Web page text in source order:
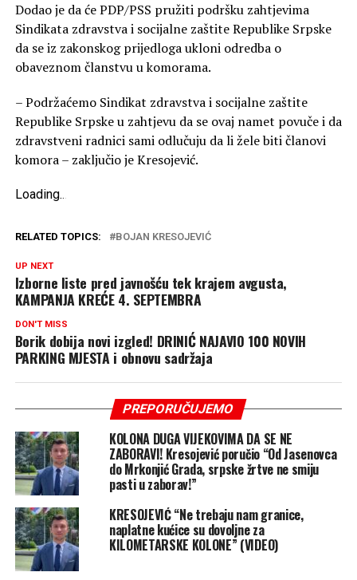
Dodao je da će PDP/PSS pružiti podršku zahtjevima
Sindikata zdravstva i socijalne zaštite Republike Srpske
da se iz zakonskog prijedloga ukloni odredba o
obaveznom članstvu u komorama.
– Podržaćemo Sindikat zdravstva i socijalne zaštite
Republike Srpske u zahtjevu da se ovaj namet povuče i da
zdravstveni radnici sami odlučuju da li žele biti članovi
komora – zaključio je Kresojević.
Loading...
RELATED TOPICS: BOJAN KRESOJEVIĆ
UP NEXT
Izborne liste pred javnošću tek krajem avgusta,
KAMPANJA KREĆE 4. SEPTEMBRA
DON'T MISS
Borik dobija novi izgled! DRINIĆ NAJAVIO 100 NOVIH
PARKING MJESTA i obnovu sadržaja
PREPORUČUJEMO
KOLONA DUGA VIJEKOVIMA DA SE NE
ZABORAVI! Kresojević poručio “Od Jasenovca
do Mrkonjić Grada, srpske žrtve ne smiju
pasti u zaborav!”
KRESOJEVIĆ “Ne trebaju nam granice,
naplatne kućice su dovoljne za
KILOMETARSKE KOLONE” (VIDEO)